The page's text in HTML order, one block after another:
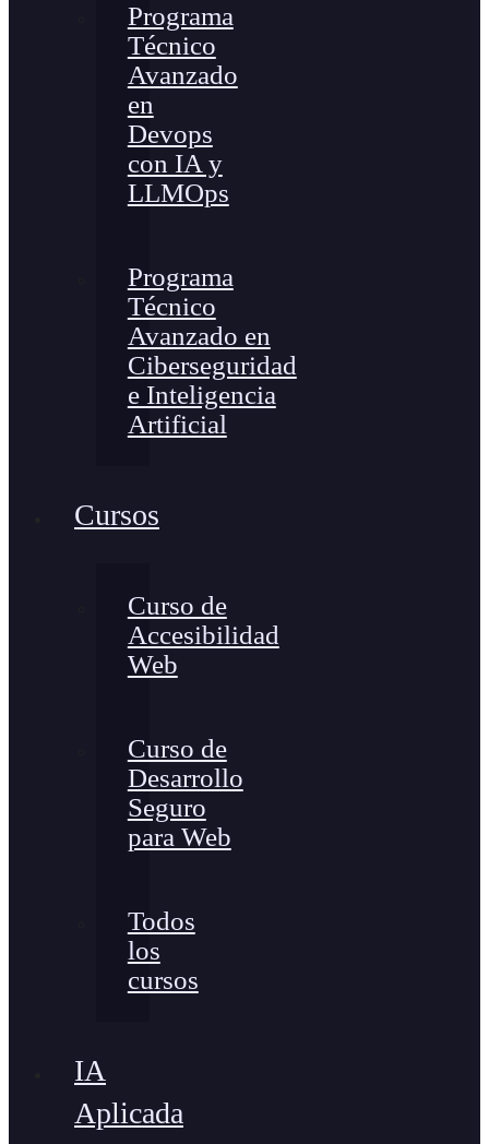
Programa
Técnico
Avanzado
en
Devops
con IA y
LLMOps
Programa
Técnico
Avanzado en
Ciberseguridad
e Inteligencia
Artificial
Cursos
Curso de
Accesibilidad
Web
Curso de
Desarrollo
Seguro
para Web
Todos
los
cursos
IA
Aplicada